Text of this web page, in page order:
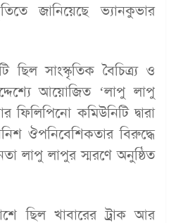
জানিয়েছে ভ্যানকুভার
ছিল সাংস্কৃতিক বৈচিত্র্য ও
আয়োজিত ‘লাপু লাপু
ফিলিপিনো কমিউনিটি দ্বারা
ঔপনিবেশিকতার বিরুদ্ধে
লাপু লাপুর স্মরণে অনুষ্ঠিত
ছিল খাবারের ট্রাক আর